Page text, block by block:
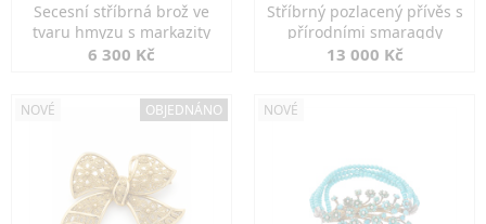
Secesní stříbrná brož ve
tvaru hmyzu s markazity
6 300 Kč
Stříbrný pozlacený přívěs s
přírodními smaragdy
13 000 Kč
NOVÉ OBJEDNÁNO NOVÉ